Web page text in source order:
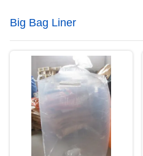
Big Bag Liner